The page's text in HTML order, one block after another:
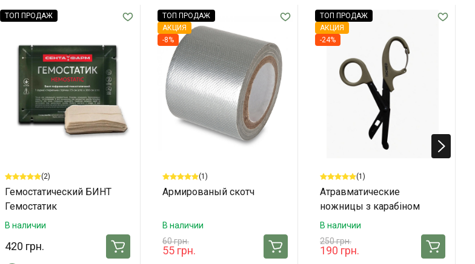
ТОП ПРОДАЖ
(2)
Гемостатический БИНТ
Гемостатик
В наличии
420 грн.
ТОП ПРОДАЖ
АКЦИЯ
-8%
(1)
Армированый скотч
В наличии
60 грн.
55 грн.
ТОП ПРОДАЖ
АКЦИЯ
-24%
(1)
Атравматические
ножницы з карабіном
TACMED
В наличии
250 грн.
190 грн.